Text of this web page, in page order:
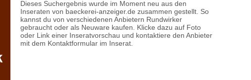
Dieses Suchergebnis wurde im Moment neu aus den
Inseraten von baeckerei-anzeiger.de zusammen gestellt. So
kannst du von verschiedenen Anbietern Rundwirker
gebraucht oder als Neuware kaufen. Klicke dazu auf Foto
oder Link einer Inseratvorschau und kontaktiere den Anbieter
mit dem Kontaktformular im Inserat.